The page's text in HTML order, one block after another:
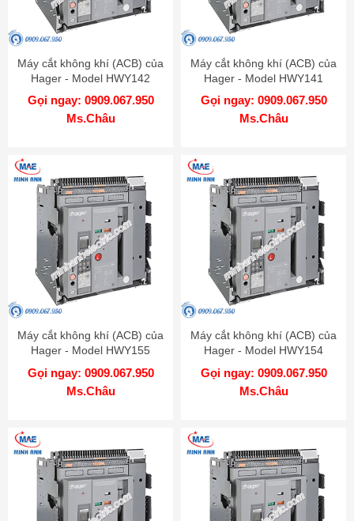
Máy cắt không khí (ACB) của
Hager - Model HWY142
Gọi ngay: 0909.067.950
Ms.Châu
Máy cắt không khí (ACB) của
Hager - Model HWY141
Gọi ngay: 0909.067.950
Ms.Châu
Máy cắt không khí (ACB) của
Hager - Model HWY155
Gọi ngay: 0909.067.950
Ms.Châu
Máy cắt không khí (ACB) của
Hager - Model HWY154
Gọi ngay: 0909.067.950
Ms.Châu